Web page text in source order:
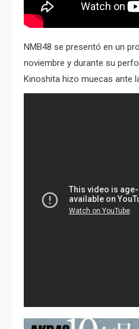
NMB48 se presentó en un
noviembre y durante su
Kinoshita hizo muecas ante